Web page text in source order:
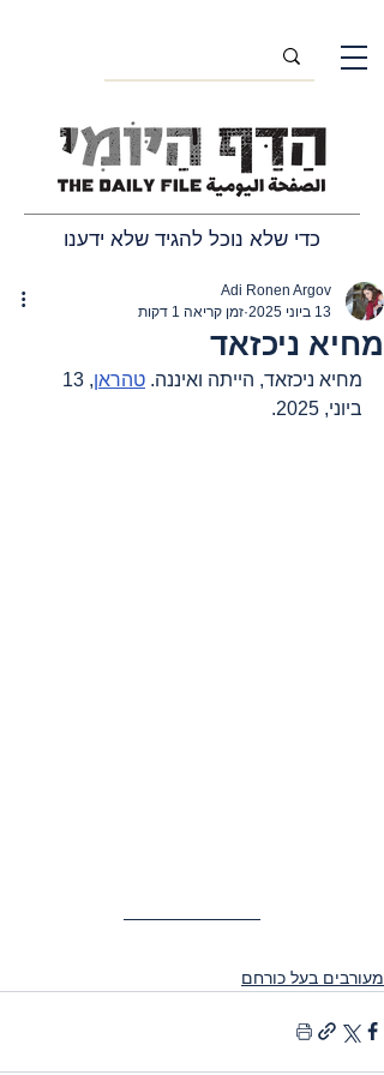
כדי שלא נוכל להגיד שלא ידענו
מחיא ניכזאד
Adi Ronen Argov
13 ביוני 2025
זמן קריאה 1 דקות
מחיא ניכזאד, הייתה ואיננה. טהראן
ביוני, 2025.
מעורבים בעל כורחם